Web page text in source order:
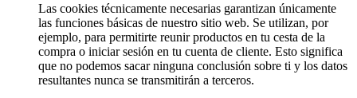
Las cookies técnicamente necesarias garantizan únicamente
las funciones básicas de nuestro sitio web. Se utilizan, por
ejemplo, para permitirte reunir productos en tu cesta de la
compra o iniciar sesión en tu cuenta de cliente. Esto significa
que no podemos sacar ninguna conclusión sobre ti y los datos
resultantes nunca se transmitirán a terceros.